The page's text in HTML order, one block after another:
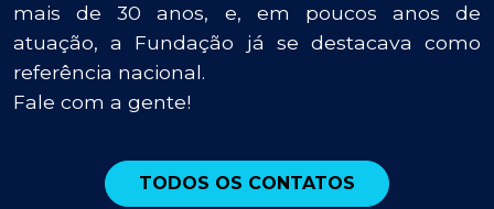
mais de 30 anos, e, em poucos anos de
atuação, a Fundação já se destacava como
referência nacional.
Fale com a gente!
TODOS OS CONTATOS